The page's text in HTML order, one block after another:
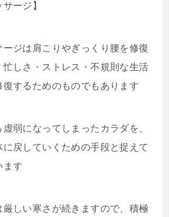
ージ】
ジは肩こりやぎっくり腰を修復
しさ・ストレス・不規則な生活
するためのものでもあります
弱になってしまったカラダを、
戻していくための手段と捉えて
ます
厳しい寒さが続きますので、積極